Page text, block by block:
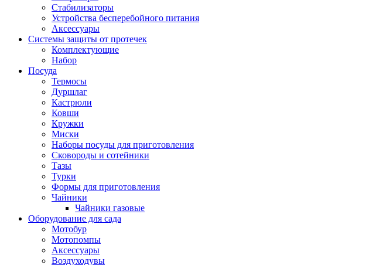
Стабилизаторы
Устройства бесперебойного питания
Аксессуары
Системы защиты от протечек
Комплектующие
Набор
Посуда
Термосы
Дуршлаг
Кастрюли
Ковши
Кружки
Миски
Наборы посуды для приготовления
Сковороды и сотейники
Тазы
Турки
Формы для приготовления
Чайники
Чайники газовые
Оборудование для сада
Мотобур
Мотопомпы
Аксессуары
Воздуходувы